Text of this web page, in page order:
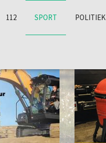
112 SPORT POLITIEK